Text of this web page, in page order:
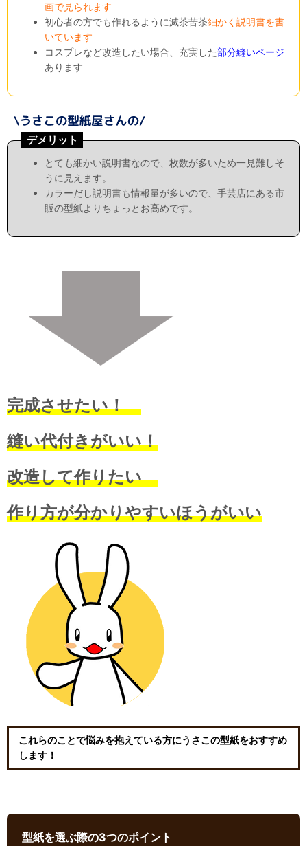
画で見られます
初心者の方でも作れるように滅茶苦茶細かく説明書を書
いています
コスプレなど改造したい場合、充実した部分縫いページ
あります
デメリット
とても細かい説明書なので、枚数が多いため一見難しそ
うに見えます。
カラーだし説明書も情報量が多いので、手芸店にある市
販の型紙よりちょっとお高めです。
完成させたい！
縫い代付きがいい！
改造して作りたい
作り方が分かりやすいほうがいい
これらのことで悩みを抱えている方にうさこの型紙をおすすめ
します！
型紙を選ぶ際の3つのポイント